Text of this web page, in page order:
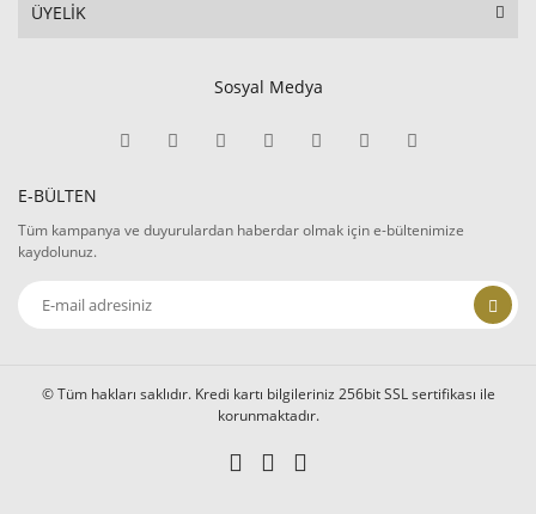
ÜYELİK
Sosyal Medya
E-BÜLTEN
Tüm kampanya ve duyurulardan haberdar olmak için e-bültenimize
kaydolunuz.
© Tüm hakları saklıdır. Kredi kartı bilgileriniz 256bit SSL sertifikası ile
korunmaktadır.